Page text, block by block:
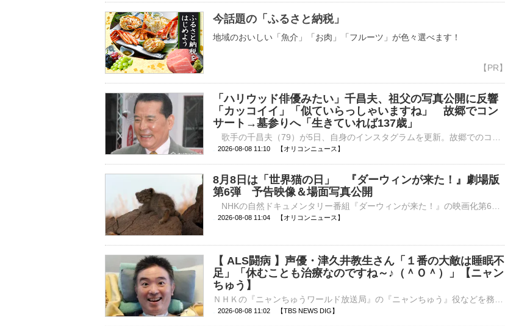
今話題の「ふるさと納税」
地域のおいしい「魚介」「お肉」「フルーツ」が色々選べます！
「ハリウッド俳優みたい」千昌夫、祖父の写真公開に反響
「カッコイイ」「似ていらっしゃいますね」 故郷でコン
サート→墓参りへ「生きていれば137歳」
2026-08-08 11:10 【オリコンニュース】
8月8日は「世界猫の日」 『ダーウィンが来た！』劇場版
第6弾 予告映像＆場面写真公開
2026-08-08 11:04 【オリコンニュース】
【 ALS闘病 】声優・津久井教生さん「１番の大敵は睡眠不
足」「休むことも治療なのですね～♪（＾Ｏ＾）」【ニャン
ちゅう】
2026-08-08 11:02 【TBS NEWS DIG】